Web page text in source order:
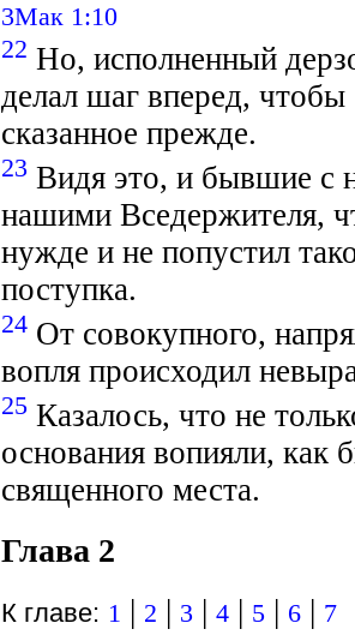
3Мак 1:10
22 Но, исполненный
делал шаг вперед,
сказанное прежде.
23 Видя это, и бывшие с
нашими Вседержителя,
нужде и не попустил
поступка.
24От совокупного,
вопля происходил
25Казалось, что не
основания вопияли, как
священного места.
Глава 2
К главе: 1 | 2 | 3 | 4| 5| 6| 7